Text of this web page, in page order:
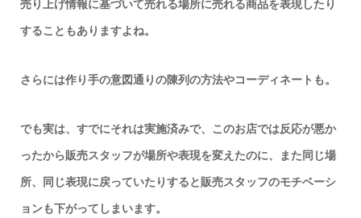
売り上げ情報に基づいて売れる場所に売れる商品を表現したり
することもありますよね。
さらには作り手の意図通りの陳列の方法やコーディネートも。
でも実は、すでにそれは実施済みで、このお店では反応が悪か
ったから販売スタッフが場所や表現を変えたのに、また同じ場
所、同じ表現に戻っていたりすると販売スタッフのモチベーシ
ョンも下がってしまいます。